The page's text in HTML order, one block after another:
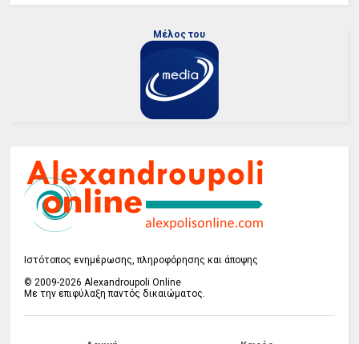
Μέλος του
Ιστότοπος ενημέρωσης, πληροφόρησης και άποψης
© 2009-2026 Alexandroupoli Online
Με την επιφύλαξη παντός δικαιώματος.